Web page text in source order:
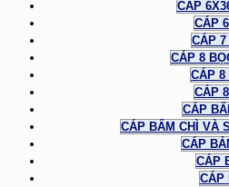
CÁP
CÁP
CÁP
CÁP 8
CÁP 8
CÁP
CÁP
CÁP BẤM CHÌ VÀ
CÁP
CÁP
CÁP